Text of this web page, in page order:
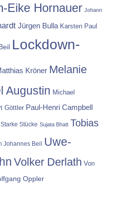
Eike Hornauer Johann
Jürgen Bulla Karsten Paul
Lockdown-
Kröner Melanie
Augustin Michael
Göttler Paul-Henri Campbell
Starke Stücke Sujata Bhatt Tobias
Johannes Beil Uwe-
Volker Derlath Von
Oppler